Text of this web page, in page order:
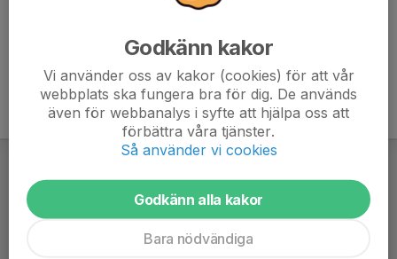
Godkänn kakor
Vi använder oss av kakor (cookies) för att vår
webbplats ska fungera bra för dig. De används
även för webbanalys i syfte att hjälpa oss att
förbättra våra tjänster.
Så använder vi cookies
Godkänn alla kakor
Bara nödvändiga